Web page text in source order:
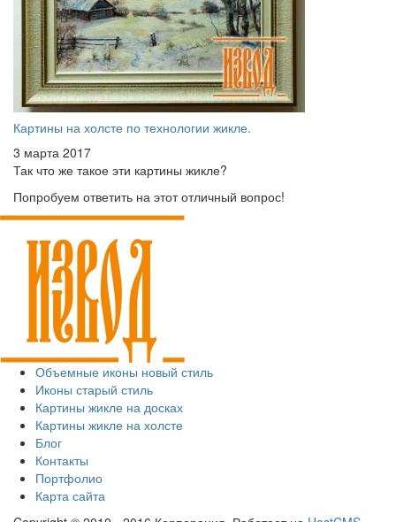
Картины на холсте по технологии жикле.
3 марта 2017
Так что же такое эти картины жикле?
Попробуем ответить на этот отличный вопрос!
Объемные иконы новый стиль
Иконы старый стиль
Картины жикле на досках
Картины жикле на холсте
Блог
Контакты
Портфолио
Карта сайта